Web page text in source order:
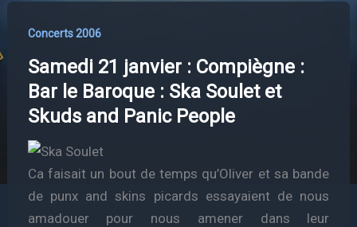
Concerts 2006
Samedi 21 janvier : Compiègne :
Bar le Baroque : Ska Soulet et
Skuds and Panic People
Ca faisait un bout de temps qu’Oliver et sa bande
de punx and skins picards essayaient de nous
amadouer pour nous amener dans leur